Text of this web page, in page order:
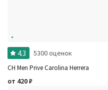
4.3 5300 оценок
CH Men Prive Carolina Herrera
от 420₽